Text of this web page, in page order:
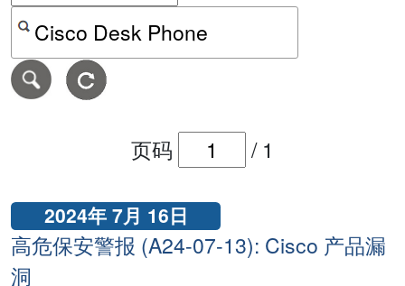
按关键字或 CVE ID 搜寻保安警报
页码 / 1
2024年 7月 16日
高危保安警报 (A24-07-13): Cisco 产品漏
洞